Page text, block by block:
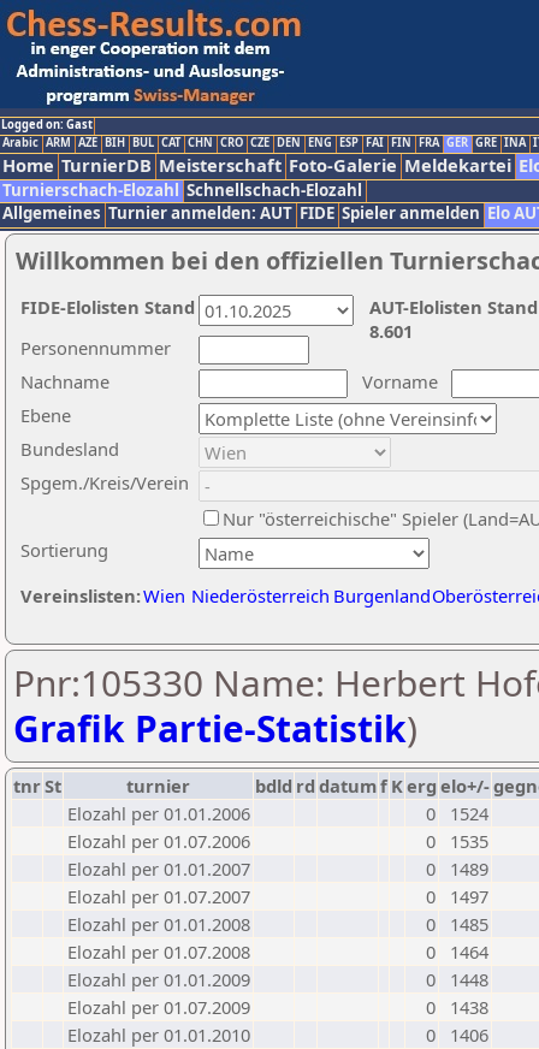
Logged on: Gast
Arabic ARM AZE BIH BUL CAT CHN CRO CZE DEN ENG ESP FAI FIN FRA GER GRE INA
Home TurnierDB Meisterschaft Foto-Galerie Meldekartei
Turnierschach-Elozahl Schnellschach-Elozahl
Allgemeines Turnier anmelden: AUT FIDE Spieler anmelden Elo
Willkommen bei den offiziellen
Nachname
Vorname
Ebene
Sortierung
Personennummer
Bundesland
Spgem./Kreis/Verein
Nur "österreichische" Spieler
Vereinslisten:Wien Niederösterreich Burgenland
AUT-Elolisten
8.601
FIDE-Elolisten Stand
Pnr:105330 Name: Herbert
Grafik Partie-Statistik)
tnrSt turnier bdld rd datumf Kerg elo+/-
Elozahl per 01.01.2006
0
1524
Elozahl per 01.07.2006
0
1535
Elozahl per 01.01.2007
0
1489
Elozahl per 01.07.2007
0
1497
Elozahl per 01.01.2008
0
1485
Elozahl per 01.07.2008
0
1464
Elozahl per 01.01.2009
0
1448
Elozahl per 01.07.2009
0
1438
Elozahl per 01.01.2010
0
1406